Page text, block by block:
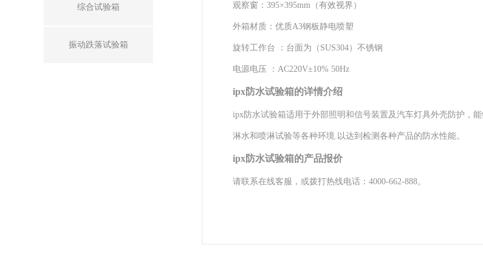
综合试验箱
振动跌落试验箱
观察窗： 395×395mm（有效视界）
外箱材质： 优质A3钢板静电喷塑
旋转工作台 ： 台面为（SUS304）不锈钢
电源电压 ： AC220V±10% 50Hz
ipx防水试验箱的详情介绍
ipx防水试验箱适用于外部照明和信号装置及汽车灯具外壳防护，
淋水和喷淋试验等各种环境.以达到检测各种产品的防水性能。
ipx防水试验箱的产品报价
请联系在线客服，或拨打热线电话：4000-662-888。